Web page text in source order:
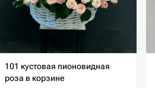
101 кустовая пионовидная
роза в корзине